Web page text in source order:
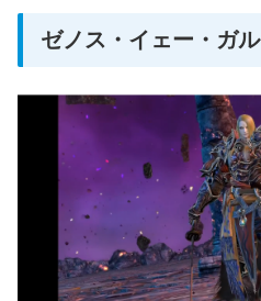
ゼノス・イェー・ガ